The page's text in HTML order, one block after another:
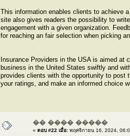
This information enables clients to achieve
site also gives readers the possibility to
engagement with a given organization.
for reaching an fair selection when picking
Insurance Providers in the USA is aimed
business in the United States swiftly and
provides clients with the opportunity to post
your ratings, and make an informed choice
�� ���� �����
« ตอบ #22 เมื่อ: พฤศจิกายน 16, 2024,